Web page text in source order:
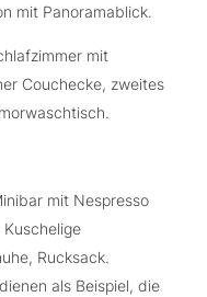
mit Panoramablick.
mit
Couchecke, zweites
mit Nespresso
Rucksack.
als Beispiel, die